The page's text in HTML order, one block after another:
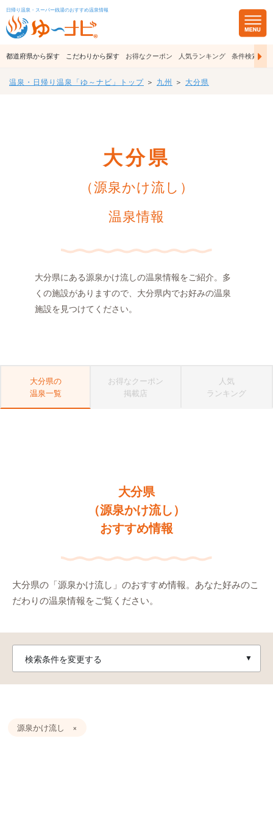
日帰り温泉・スーパー銭湯のおすすめ温泉情報
都道府県から探す こだわりから探す お得なクーポン 人気ランキング 条件検索
温泉・日帰り温泉「ゆ～ナビ」トップ ＞ 九州 ＞ 大分県
大分県
（源泉かけ流し）
温泉情報
大分県にある源泉かけ流しの温泉情報をご紹介。多
くの施設がありますので、大分県内でお好みの温泉
施設を見つけてください。
大分県の
温泉一覧
お得なクーポン
掲載店
人気
ランキング
大分県
（源泉かけ流し）
おすすめ情報
大分県の「源泉かけ流し」のおすすめ情報。あなた好みのこ
だわりの温泉情報をご覧ください。
検索条件を変更する
源泉かけ流し ×